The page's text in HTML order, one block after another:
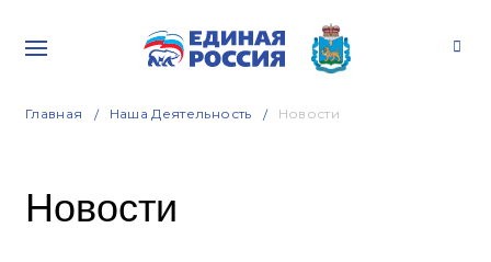
Главная Наша Деятельность Новости
Новости